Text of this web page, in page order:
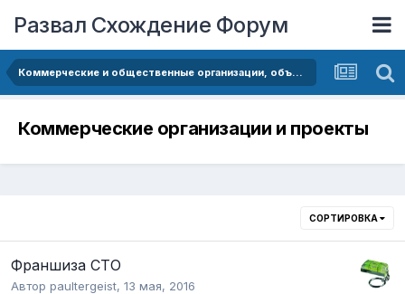
Развал Схождение Форум
Коммерческие и общественные организации, объединения и профсоюзы
Коммерческие организации и проекты
СОРТИРОВКА
Франшиза СТО
Автор paultergeist, 13 мая, 2016